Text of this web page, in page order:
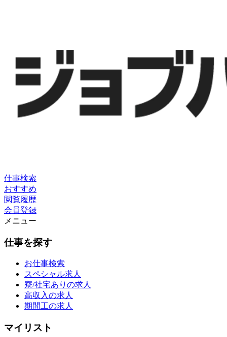
仕事検索
おすすめ
閲覧履歴
会員登録
メニュー
仕事を探す
お仕事検索
スペシャル求人
寮/社宅ありの求人
高収入の求人
期間工の求人
マイリスト